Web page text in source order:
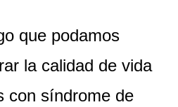
que podamos
la calidad de vida
con síndrome de